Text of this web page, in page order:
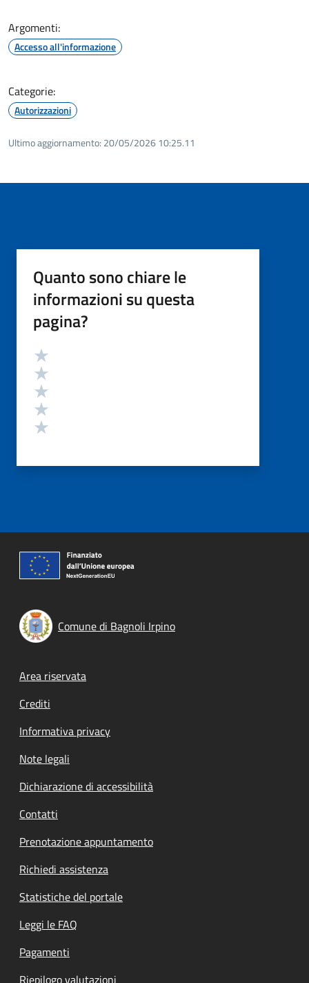
Argomenti:
Accesso all'informazione
Categorie:
Autorizzazioni
Ultimo aggiornamento: 20/05/2026 10:25.11
Quanto sono chiare le
informazioni su questa
pagina?
Valutazione
Comune di Bagnoli Irpino
Footer menu
Area riservata
Crediti
Informativa privacy
Note legali
Dichiarazione di accessibilità
Contatti
Prenotazione appuntamento
Richiedi assistenza
Statistiche del portale
Leggi le FAQ
Pagamenti
Riepilogo valutazioni